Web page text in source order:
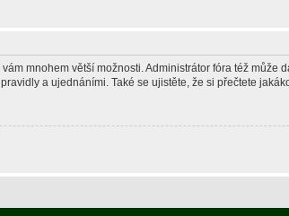
mnohem větší možnosti. Administrátor fóra též
a ujednáními. Také se ujistěte, že si přečtete